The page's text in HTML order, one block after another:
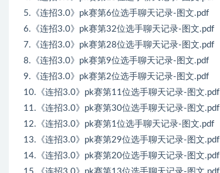
5.《连招3.0》pk赛第6位选手聊天记录-图文.pdf
6.《连招3.0》pk赛第32位选手聊天记录-图文.pdf
7.《连招3.0》pk赛第28位选手聊天记录-图文.pdf
8.《连招3.0》pk赛第9位选手聊天记录-图文.pdf
9.《连招3.0》pk赛第2位选手聊天记录-图文.pdf
10.《连招3.0》pk赛第11位选手聊天记录-图文.pdf
11.《连招3.0》pk赛第30位选手聊天记录-图文.pdf
12.《连招3.0》pk赛第1位选手聊天记录-图文.pdf
13.《连招3.0》pk赛第29位选手聊天记录-图文.pdf
14.《连招3.0》pk赛第20位选手聊天记录-图文.pdf